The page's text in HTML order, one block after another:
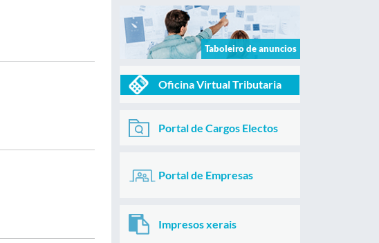
Taboleiro de anuncios
Oficina Virtual Tributaria
Portal de Cargos Electos
Portal de Empresas
Impresos xerais